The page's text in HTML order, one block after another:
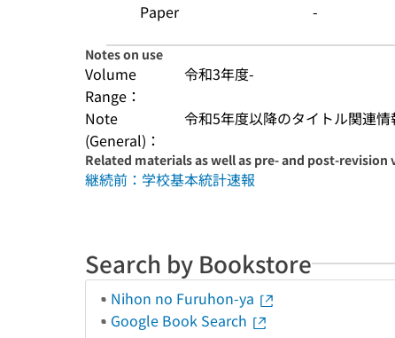
Paper -
Notes on use
Volume
Range：
令和3年度-
Note
(General)：
令和5年度以降のタイトル関連
Related materials as well as pre- and post-revision
継続前：学校基本統計速報
Search by Bookstore
Nihon no Furuhon-ya
Google Book Search